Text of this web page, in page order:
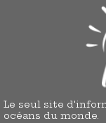
Le seul site
océans du monde.